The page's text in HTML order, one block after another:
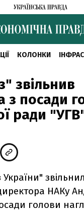
КОЛОНКИ
звільнив
з посади
ради
НАКу
голови